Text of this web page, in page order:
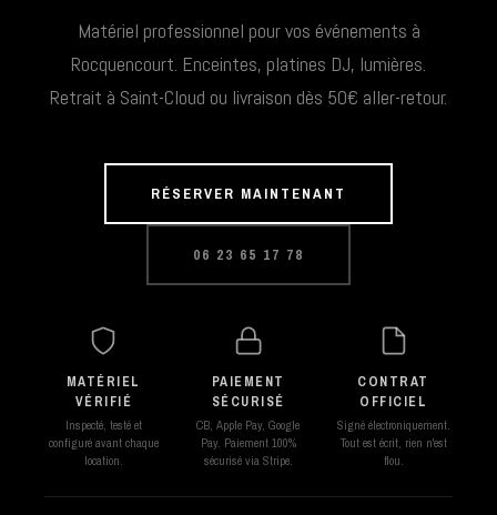
Matériel professionnel pour vos événements à
Rocquencourt. Enceintes, platines DJ, lumières.
Retrait à Saint-Cloud ou livraison dès 50€ aller-retour.
RÉSERVER MAINTENANT
06 23 65 17 78
MATÉRIEL
VÉRIFIÉ
Inspecté, testé et
configuré avant chaque
location.
PAIEMENT
SÉCURISÉ
CB, Apple Pay, Google
Pay. Paiement 100%
sécurisé via Stripe.
CONTRAT
OFFICIEL
Signé électroniquement.
Tout est écrit, rien n'est
flou.